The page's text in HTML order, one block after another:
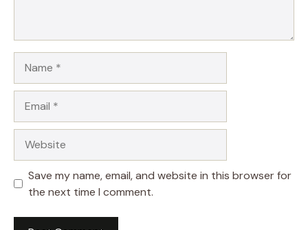
Save my name, email, and website in this browser for
the next time I comment.